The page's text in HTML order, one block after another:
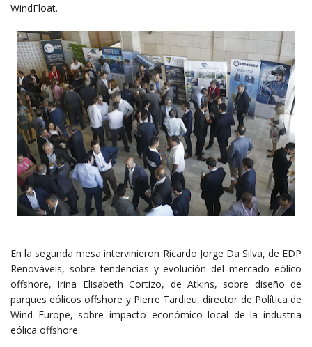
WindFloat.
En la segunda mesa intervinieron Ricardo Jorge Da Silva, de EDP
Renováveis, sobre tendencias y evolución del mercado eólico
offshore, Irina Elisabeth Cortizo, de Atkins, sobre diseño de
parques eólicos offshore y Pierre Tardieu, director de Política de
Wind Europe, sobre impacto económico local de la industria
eólica offshore.